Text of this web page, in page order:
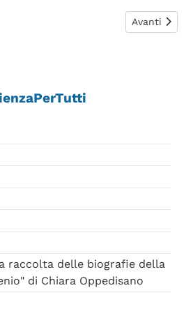
Articolo
Avanti
raccolta delle biografie della
di Chiara Oppedisano